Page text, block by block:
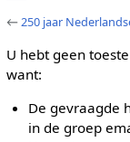
←250 jaar
U hebt geen
want:
De gevraagde
in de groep